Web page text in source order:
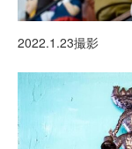
2022.1.23撮影